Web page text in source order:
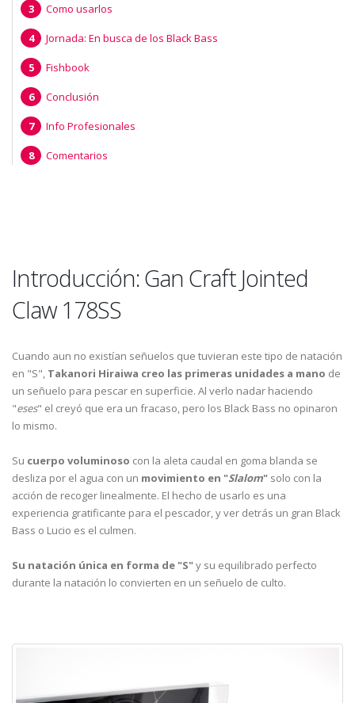
Como usarlos
Jornada: En busca de los Black Bass
Fishbook
Conclusión
Info Profesionales
Comentarios
Introducción: Gan Craft Jointed
Claw 178SS
Cuando aun no existían señuelos que tuvieran este tipo de natación
en "S", Takanori Hiraiwa creo las primeras unidades a mano de
un señuelo para pescar en superficie. Al verlo nadar haciendo
"eses" el creyó que era un fracaso, pero los Black Bass no opinaron
lo mismo.
Su cuerpo voluminoso con la aleta caudal en goma blanda se
desliza por el agua con un movimiento en "Slalom" solo con la
acción de recoger linealmente. El hecho de usarlo es una
experiencia gratificante para el pescador, y ver detrás un gran Black
Bass o Lucio es el culmen.
Su natación única en forma de "S"y su equilibrado perfecto
durante la natación lo convierten en un señuelo de culto.